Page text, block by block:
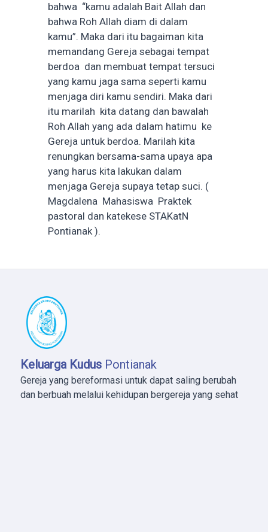
bahwa “kamu adalah Bait Allah dan
bahwa Roh Allah diam di dalam
kamu”. Maka dari itu bagaiman kita
memandang Gereja sebagai tempat
berdoa dan membuat tempat tersuci
yang kamu jaga sama seperti kamu
menjaga diri kamu sendiri. Maka dari
itu marilah kita datang dan bawalah
Roh Allah yang ada dalam hatimu ke
Gereja untuk berdoa. Marilah kita
renungkan bersama-sama upaya apa
yang harus kita lakukan dalam
menjaga Gereja supaya tetap suci. (
Magdalena Mahasiswa Praktek
pastoral dan katekese STAKatN
Pontianak ).
Keluarga Kudus Pontianak
Gereja yang bereformasi untuk dapat saling berubah
dan berbuah melalui kehidupan bergereja yang sehat